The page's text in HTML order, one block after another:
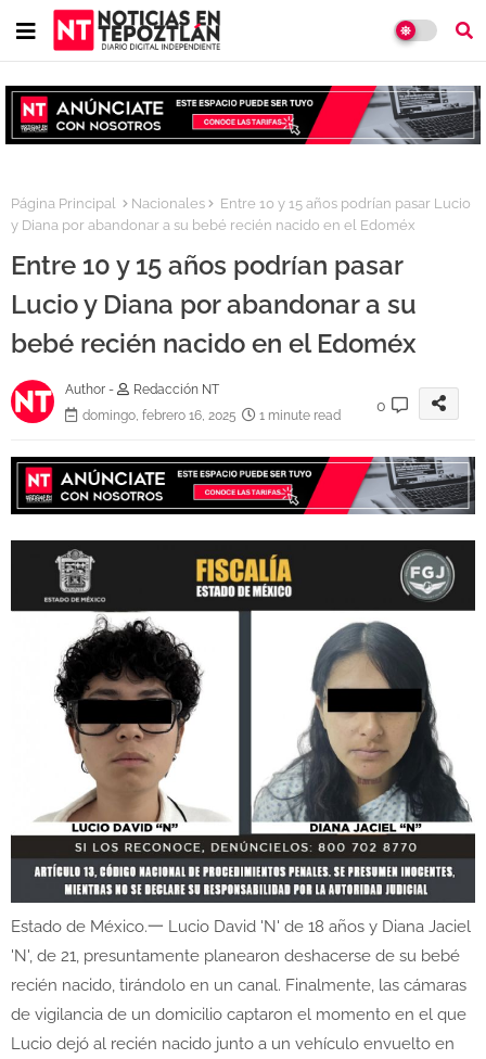
Página Principal Nacionales
Entre 10 y 15 años podrían pasar Lucio
y Diana por abandonar a su bebé recién nacido en el Edoméx
Entre 10 y 15 años podrían pasar
Lucio y Diana por abandonar a su
bebé recién nacido en el Edoméx
Author -
Redacción NT
domingo, febrero 16, 2025
1 minute read
0
Estado de México.一 Lucio David 'N' de 18 años y Diana Jaciel
'N', de 21, presuntamente planearon deshacerse de su bebé
recién nacido, tirándolo en un canal. Finalmente, las cámaras
de vigilancia de un domicilio captaron el momento en el que
Lucio dejó al recién nacido junto a un vehículo envuelto en